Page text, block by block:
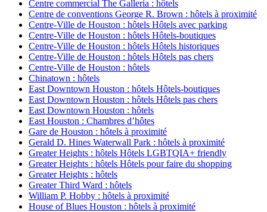
Centre commercial The Galleria : hôtels
Centre de conventions George R. Brown : hôtels à proximité
Centre-Ville de Houston : hôtels Hôtels avec parking
Centre-Ville de Houston : hôtels Hôtels-boutiques
Centre-Ville de Houston : hôtels Hôtels historiques
Centre-Ville de Houston : hôtels Hôtels pas chers
Centre-Ville de Houston : hôtels
Chinatown : hôtels
East Downtown Houston : hôtels Hôtels-boutiques
East Downtown Houston : hôtels Hôtels pas chers
East Downtown Houston : hôtels
East Houston : Chambres d’hôtes
Gare de Houston : hôtels à proximité
Gerald D. Hines Waterwall Park : hôtels à proximité
Greater Heights : hôtels Hôtels LGBTQIA+ friendly
Greater Heights : hôtels Hôtels pour faire du shopping
Greater Heights : hôtels
Greater Third Ward : hôtels
William P. Hobby : hôtels à proximité
House of Blues Houston : hôtels à proximité